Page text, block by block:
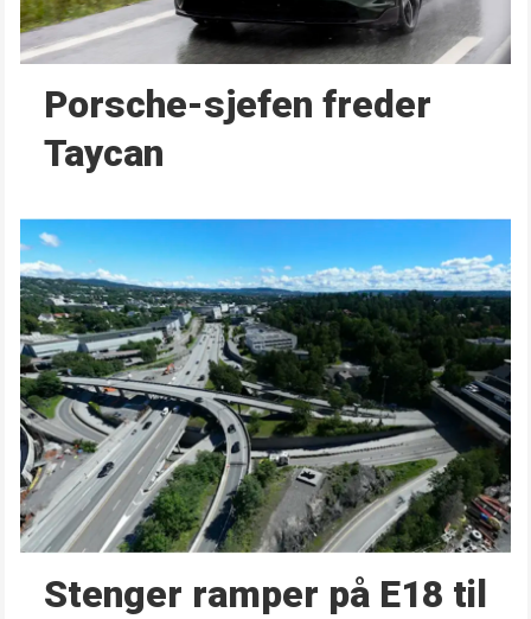
Porsche-sjefen freder
Taycan
Stenger ramper på E18 til